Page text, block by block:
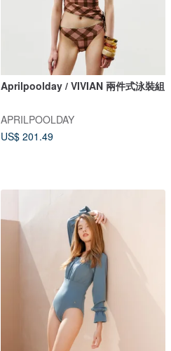
Aprilpoolday / VIVIAN 兩件式泳裝組
APRILPOOLDAY
US$ 201.49